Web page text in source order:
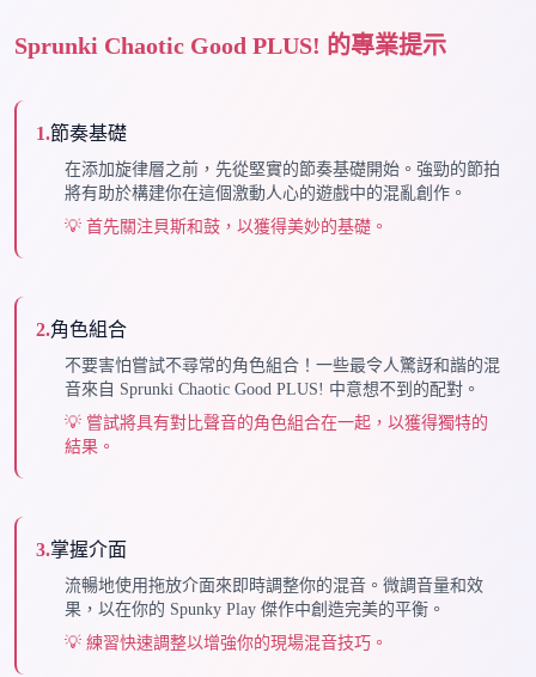
Sprunki Chaotic Good PLUS! 的專業提示
1.節奏基礎
在添加旋律層之前，先從堅實的節奏基礎開始。強勁的節拍
將有助於構建你在這個激動人心的遊戲中的混亂創作。
💡 首先關注貝斯和鼓，以獲得美妙的基礎。
2.角色組合
不要害怕嘗試不尋常的角色組合！一些最令人驚訝和諧的混
音來自 Sprunki Chaotic Good PLUS! 中意想不到的配對。
💡 嘗試將具有對比聲音的角色組合在一起，以獲得獨特的
結果。
3.掌握介面
流暢地使用拖放介面來即時調整你的混音。微調音量和效
果，以在你的 Spunky Play 傑作中創造完美的平衡。
💡 練習快速調整以增強你的現場混音技巧。